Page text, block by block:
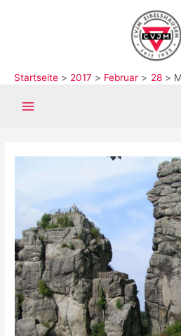
Startseite 2017 Februar 28